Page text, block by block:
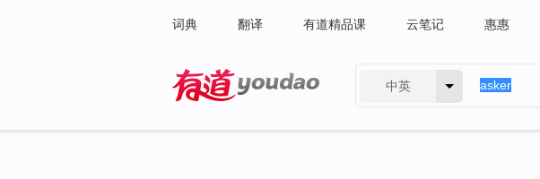
词典 翻译 有道精品课 云笔记 惠惠
中英